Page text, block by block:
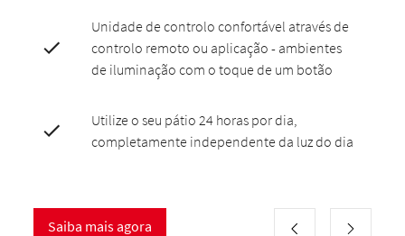
Unidade de controlo confortável através de
controlo remoto ou aplicação - ambientes
de iluminação com o toque de um botão
Utilize o seu pátio 24 horas por dia,
completamente independente da luz do dia
Saiba mais agora